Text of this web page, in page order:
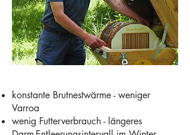
konstante Brutnestwärme - weniger
Varroa
wenig Futterverbrauch - längeres